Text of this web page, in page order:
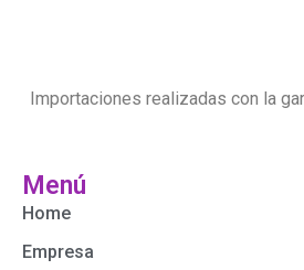
Importaciones realizadas con la
Menú
Home
Empresa